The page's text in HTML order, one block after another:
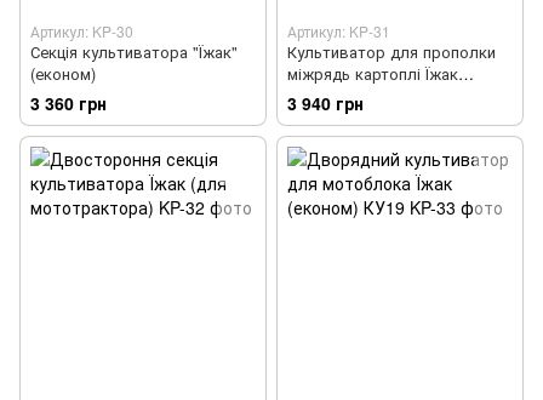
Артикул: KP-30
Секція культиватора "Їжак"
(економ)
3 360 грн
Артикул: KP-31
Культиватор для прополки
міжрядь картоплі Їжак
полегшений
3 940 грн